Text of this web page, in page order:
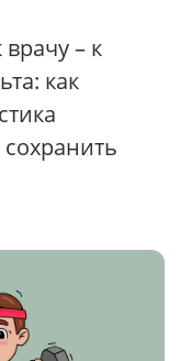
– к
как